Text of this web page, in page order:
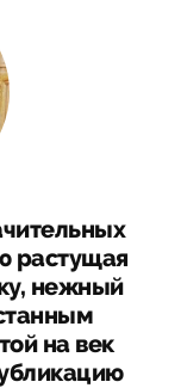
растущая
нежный
на век